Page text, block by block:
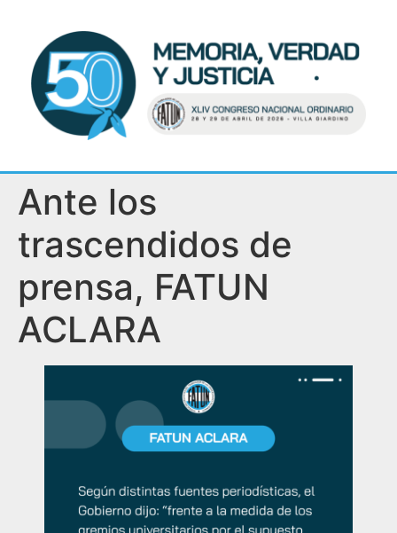
Ante los
trascendidos de
prensa, FATUN
ACLARA